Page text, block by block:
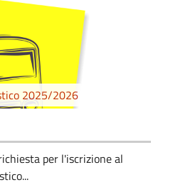
2025/2026
per l'iscrizione al